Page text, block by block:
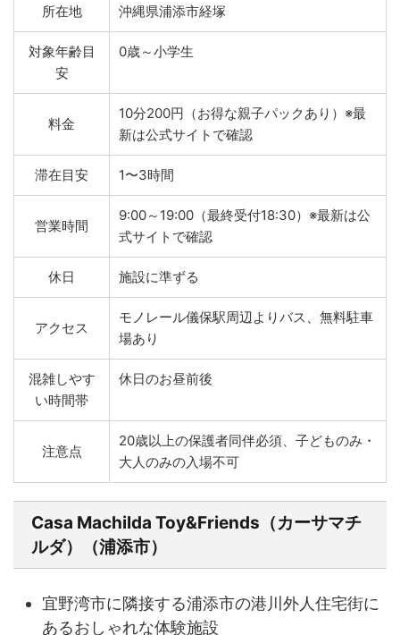
所在地 沖縄県浦添市経塚
対象年齢目
安
0歳～小学生
料金
10分200円（お得な親子パックあり）※最
新は公式サイトで確認
滞在目安 1〜3時間
営業時間
9:00～19:00（最終受付18:30）※最新は公
式サイトで確認
休日 施設に準ずる
アクセス
モノレール儀保駅周辺よりバス、無料駐車
場あり
混雑しやす
い時間帯
休日のお昼前後
注意点
20歳以上の保護者同伴必須、子どものみ・
大人のみの入場不可
Casa Machilda Toy&Friends（カーサマチ
ルダ）（浦添市）
宜野湾市に隣接する浦添市の港川外人住宅街に
あるおしゃれな体験施設